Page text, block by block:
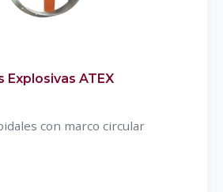
Explosivas ATEX
con marco circular